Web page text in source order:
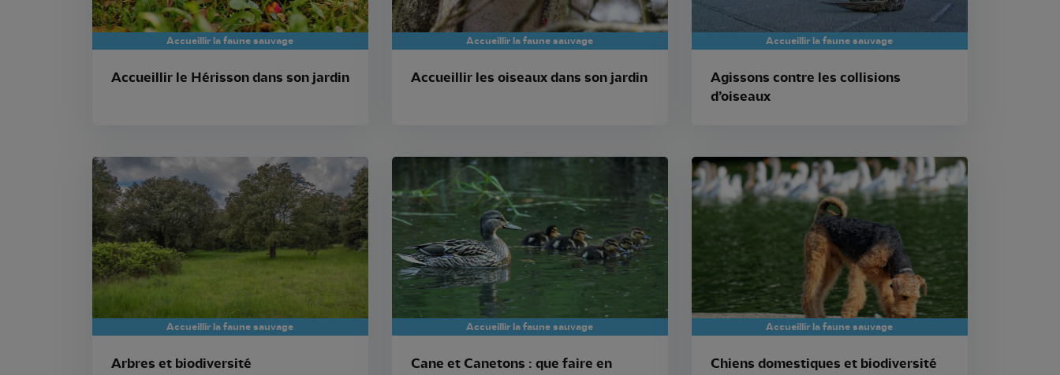
Accueillir la faune sauvage
Accueillir le Hérisson dans son jardin
Accueillir la faune sauvage
Accueillir les oiseaux dans son jardin
Accueillir la faune sauvage
Agissons contre les collisions
d’oiseaux
Accueillir la faune sauvage
Arbres et biodiversité
Accueillir la faune sauvage
Cane et Canetons : que faire en
Accueillir la faune sauvage
Chiens domestiques et biodiversité